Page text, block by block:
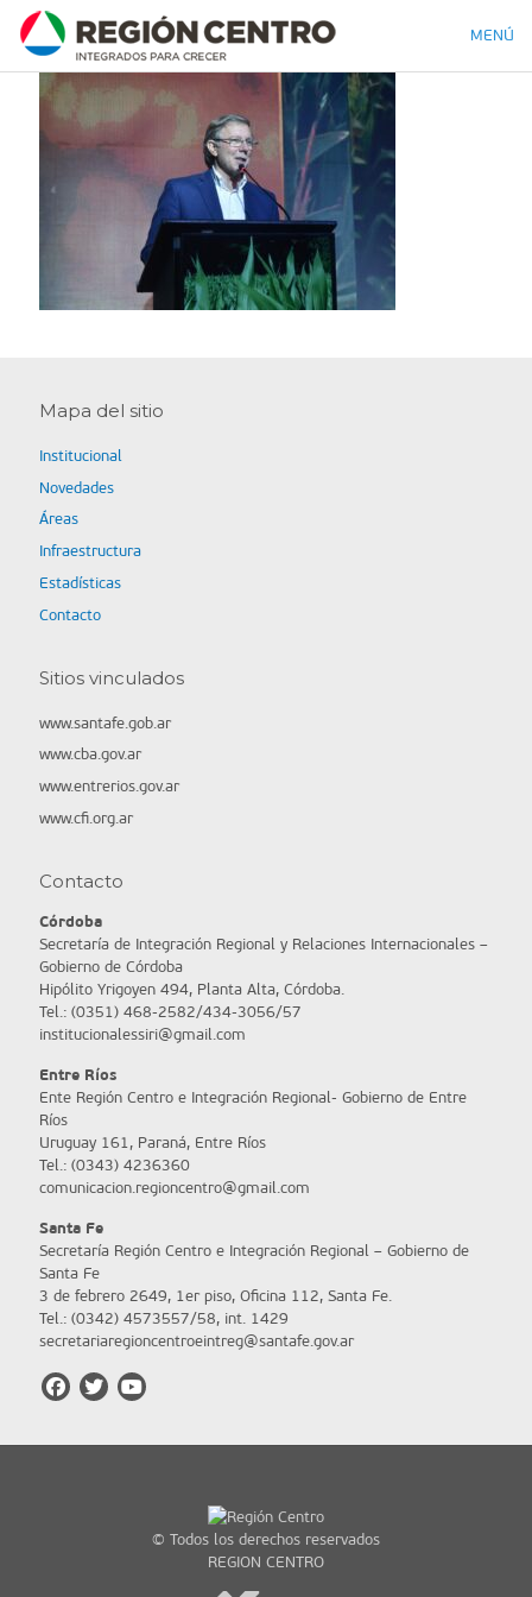
MENÚ
Mapa del sitio
Institucional
Novedades
Áreas
Infraestructura
Estadísticas
Contacto
Sitios vinculados
www.santafe.gob.ar
www.cba.gov.ar
www.entrerios.gov.ar
www.cfi.org.ar
Contacto
Córdoba
Secretaría de Integración Regional y Relaciones Internacionales –
Gobierno de Córdoba
Hipólito Yrigoyen 494, Planta Alta, Córdoba.
Tel.: (0351) 468-2582/434-3056/57
institucionalessiri@gmail.com
Entre Ríos
Ente Región Centro e Integración Regional- Gobierno de Entre
Ríos
Uruguay 161, Paraná, Entre Ríos
Tel.: (0343) 4236360
comunicacion.regioncentro@gmail.com
Santa Fe
Secretaría Región Centro e Integración Regional – Gobierno de
Santa Fe
3 de febrero 2649, 1er piso, Oficina 112, Santa Fe.
Tel.: (0342) 4573557/58, int. 1429
secretariaregioncentroeintreg@santafe.gov.ar
© Todos los derechos reservados
REGION CENTRO